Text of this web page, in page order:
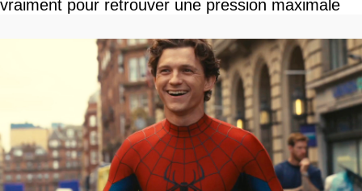
vraiment pour retrouver une pression maximale